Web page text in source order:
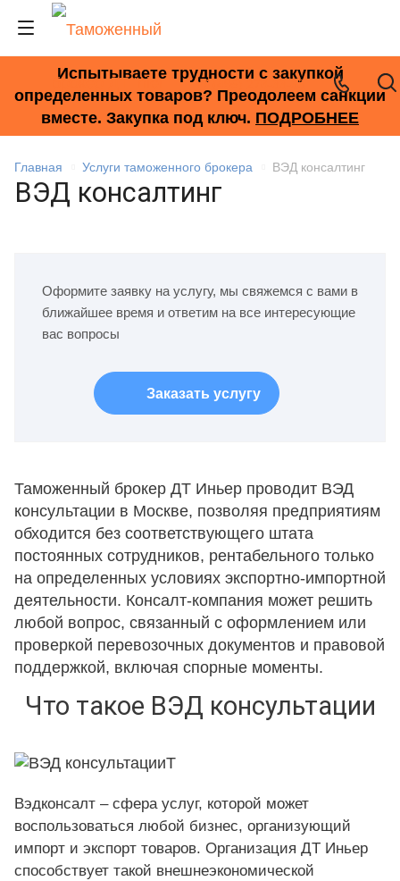
+7 (495) 278-33-33
Испытываете трудности с закупкой
определенных товаров? Преодолеем санкции
вместе. Закупка под ключ. ПОДРОБНЕЕ
Главная Услуги таможенного брокера ВЭД консалтинг
ВЭД консалтинг
Оформите заявку на услугу, мы свяжемся с вами в
ближайшее время и ответим на все интересующие
вас вопросы
Заказать услугу
Таможенный брокер ДТ Иньер проводит ВЭД
консультации в Москве, позволяя предприятиям
обходится без соответствующего штата
постоянных сотрудников, рентабельного только
на определенных условиях экспортно-импортной
деятельности. Консалт-компания может решить
любой вопрос, связанный с оформлением или
проверкой перевозочных документов и правовой
поддержкой, включая спорные моменты.
Что такое ВЭД консультации
Вэдконсалт – сфера услуг, которой может
воспользоваться любой бизнес, организующий
импорт и экспорт товаров. Организация ДТ Иньер
способствует такой внешнеэкономической